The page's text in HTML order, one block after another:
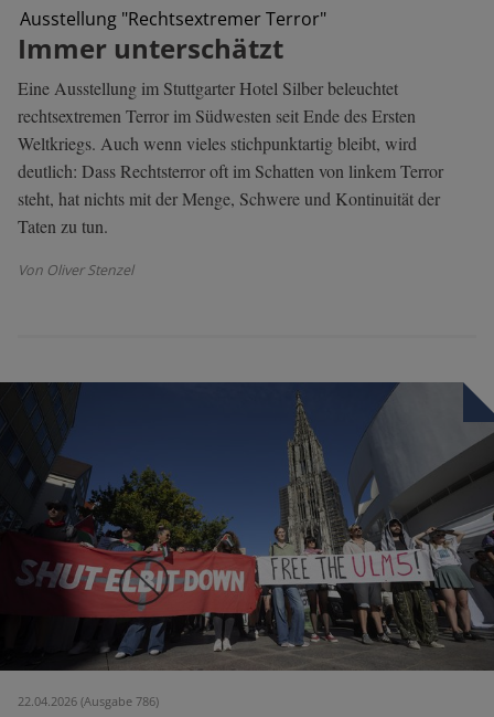
Ausstellung "Rechtsextremer Terror"
Immer unterschätzt
Eine Ausstellung im Stuttgarter Hotel Silber beleuchtet
rechtsextremen Terror im Südwesten seit Ende des Ersten
Weltkriegs. Auch wenn vieles stichpunktartig bleibt, wird
deutlich: Dass Rechtsterror oft im Schatten von linkem Terror
steht, hat nichts mit der Menge, Schwere und Kontinuität der
Taten zu tun.
Von Oliver Stenzel
22.04.2026 (Ausgabe 786)